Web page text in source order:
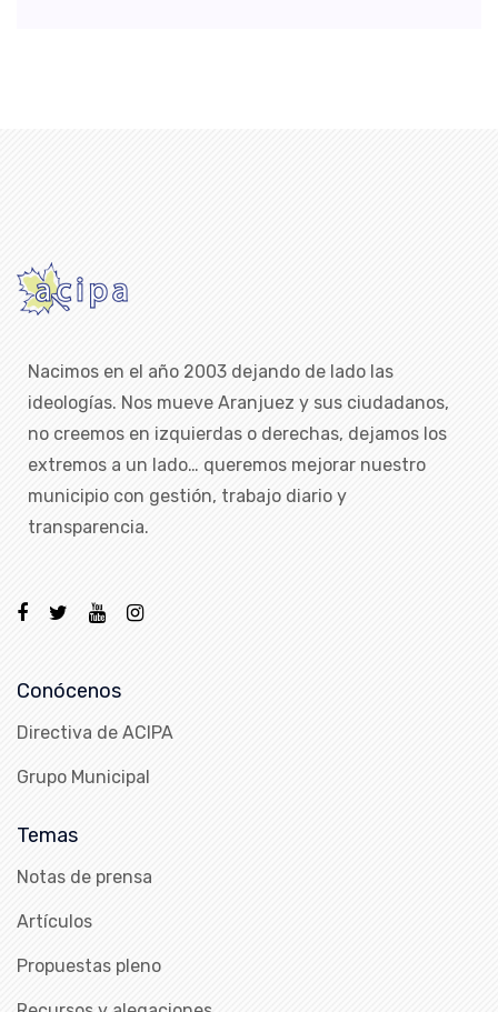
Nacimos en el año 2003 dejando de lado las
ideologías. Nos mueve Aranjuez y sus ciudadanos,
no creemos en izquierdas o derechas, dejamos los
extremos a un lado… queremos mejorar nuestro
municipio con gestión, trabajo diario y
transparencia.
Conócenos
Directiva de ACIPA
Grupo Municipal
Temas
Notas de prensa
Artículos
Propuestas pleno